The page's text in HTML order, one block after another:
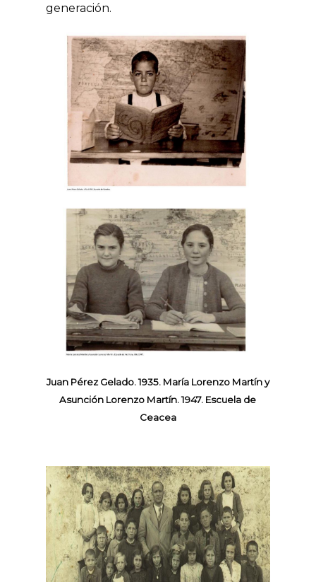
generación.
Juan Pérez Gelado. 1935. María Lorenzo Martín y
Asunción Lorenzo Martín. 1947. Escuela de
Ceacea